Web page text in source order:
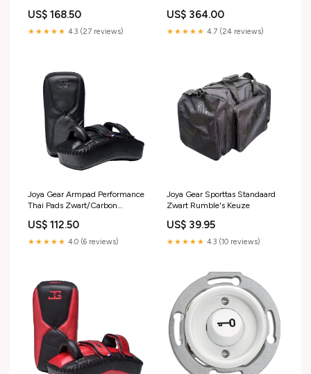
US$ 168.50
★★★★★ 4.3 (27 reviews)
US$ 364.00
★★★★★ 4.7 (24 reviews)
Joya Gear Armpad Performance
Thai Pads Zwart/Carbon
US$ 112.50
★★★★★ 4.0 (6 reviews)
Joya Gear Sporttas Standaard
Zwart Rumble's Keuze
US$ 39.95
★★★★★ 4.3 (10 reviews)